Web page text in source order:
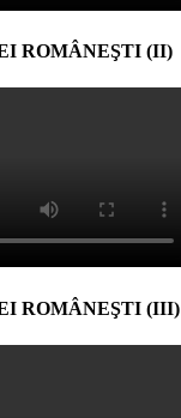
ROMÂNEŞTI (II)
ROMÂNEŞTI (III)